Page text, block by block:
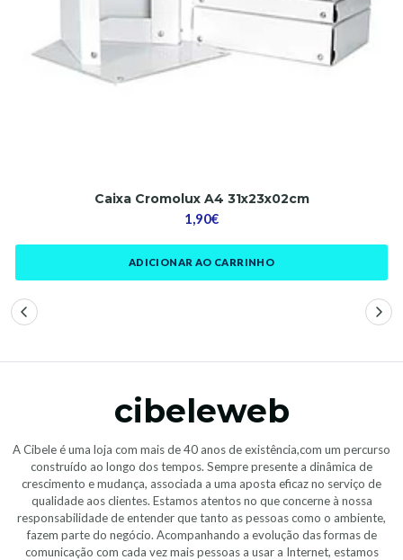
Caixa Cromolux A4 31x23x02cm
1,90€
ADICIONAR AO CARRINHO
cibeleweb
A Cibele é uma loja com mais de 40 anos de existência,com um percurso
construído ao longo dos tempos. Sempre presente a dinâmica de
crescimento e mudança, associada a uma aposta eficaz no serviço de
qualidade aos clientes. Estamos atentos no que concerne à nossa
responsabilidade de entender que tanto as pessoas como o ambiente,
fazem parte do negócio. Acompanhando a evolução das formas de
comunicação com cada vez mais pessoas a usar a Internet, estamos